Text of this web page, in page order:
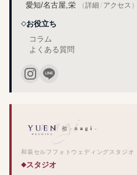
愛知/名古屋,栄 （詳細 / アクセス ）
お役立ち
コラム
よくある質問
和装セルフフォトウェディングスタジオ
スタジオ